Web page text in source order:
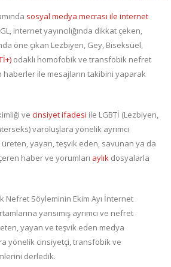
sosyal medya mecrası ile internet
internet yayıncılığında dikkat çeken,
öne çıkan Lezbiyen, Gey, Biseksüel,
odaklı homofobik ve transfobik nefret
ile mesajların takibini yaparak
ve cinsiyet ifadesi ile LGBTİ (Lezbiyen,
varoluşlara yönelik ayrımcı
yayan, teşvik eden, savunan ya da
haber ve yorumları aylık dosyalarla
Nefret Söyleminin Ekim Ayı İnternet
yansımış ayrımcı ve nefret
yayan ve teşvik eden medya
yönelik cinsiyetçi, transfobik ve
derledik.